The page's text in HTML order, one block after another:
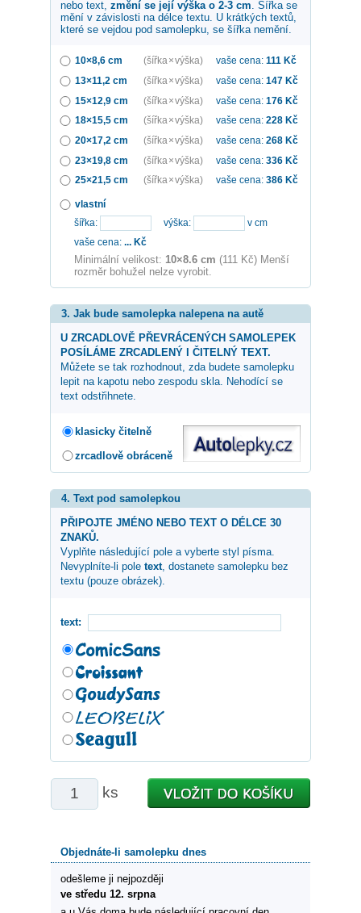
nebo text, změní se její výška o 2-3 cm. Šířka se
mění v závislosti na délce textu. U krátkých textů,
které se vejdou pod samolepku, se šířka nemění.
10×8,6 cm (šířka × výška) vaše cena: 111 Kč
13×11,2 cm
(šířka × výška) vaše cena: 147 Kč
15×12,9 cm
(šířka × výška) vaše cena: 176 Kč
18×15,5 cm
(šířka × výška) vaše cena: 228 Kč
20×17,2 cm
(šířka × výška) vaše cena: 268 Kč
23×19,8 cm
(šířka × výška) vaše cena: 336 Kč
25×21,5 cm
(šířka × výška) vaše cena: 386 Kč
vlastní
šířka:
výška:
v cm
vaše cena: ... Kč
Minimální velikost: 10×8.6 cm (111 Kč) Menší
rozměr bohužel nelze vyrobit.
3. Jak bude samolepka nalepena na autě
U ZRCADLOVĚ PŘEVRÁCENÝCH SAMOLEPEK
POSÍLÁME ZRCADLENÝ I ČITELNÝ TEXT.
Můžete se tak rozhodnout, zda budete samolepku
lepit na kapotu nebo zespodu skla. Nehodící se
text odstřihnete.
klasicky čitelně
zrcadlově obráceně
4. Text pod samolepkou
PŘIPOJTE JMÉNO NEBO TEXT O DÉLCE 30
ZNAKŮ.
Vyplňte následující pole a vyberte styl písma.
Nevyplníte-li pole text, dostanete samolepku bez
textu (pouze obrázek).
text:
ks
Objednáte-li samolepku dnes
odešleme ji nejpozději
ve středu 12. srpna